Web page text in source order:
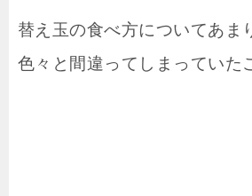
替え玉の食べ方についてあま
色々と間違ってしまっていた